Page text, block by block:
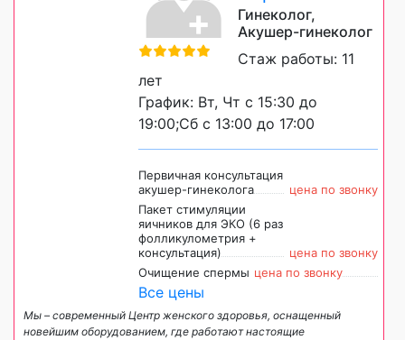
Гинеколог,
Акушер-гинеколог
Стаж работы: 11
лет
График: Вт, Чт с 15:30 до
19:00;Сб с 13:00 до 17:00
Первичная консультация
акушер-гинеколога
цена по звонку
Пакет стимуляции
яичников для ЭКО (6 раз
фолликулометрия +
консультация)
цена по звонку
Очищение спермы цена по звонку
Все цены
Мы – современный Центр женского здоровья, оснащенный
новейшим оборудованием, где работают настоящие